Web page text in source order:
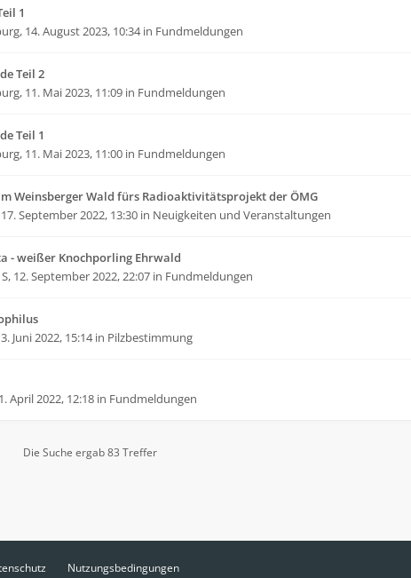
1
, 14. August 2023, 10:34in Fundmeldungen
Teil 2
, 11. Mai 2023, 11:09 in Fundmeldungen
Teil 1
, 11. Mai 2023, 11:00 in Fundmeldungen
Weinsberger Wald fürs Radioaktivitätsprojekt der ÖMG
17. September 2022, 13:30 in Neuigkeiten und Veranstaltungen
- weißer Knochporling Ehrwald
, 12. September 2022, 22:07 in Fundmeldungen
3. Juni 2022, 15:14in Pilzbestimmung
1. April 2022, 12:18 in Fundmeldungen
Die Suche ergab 83 Treffer
Nutzungsbedingungen